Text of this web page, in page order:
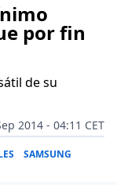
por fin
de su
2014 - 04:11 CET
SAMSUNG